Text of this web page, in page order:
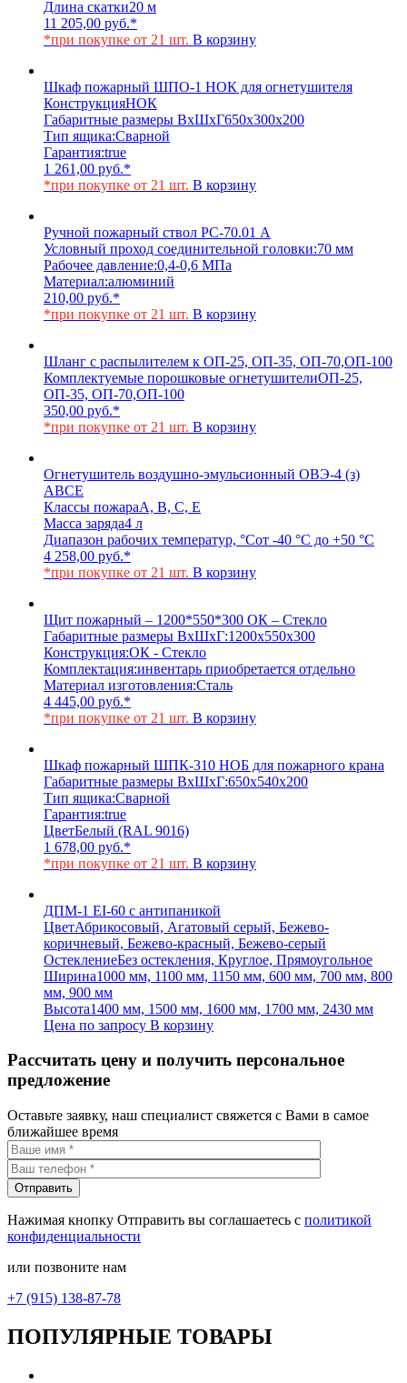
Длина скатки20 м
11 205,00 руб.*
*при покупке от 21 шт. В корзину
Шкаф пожарный ШПО-1 НОК для огнетушителя
КонструкцияНОК
Габаритные размеры ВхШхГ650х300х200
Тип ящика:Сварной
Гарантия:true
1 261,00 руб.*
*при покупке от 21 шт. В корзину
Ручной пожарный ствол РС-70.01 А
Условный проход соединительной головки:70 мм
Рабочее давление:0,4-0,6 МПа
Материал:алюминий
210,00 руб.*
*при покупке от 21 шт. В корзину
Шланг с распылителем к ОП-25, ОП-35, ОП-70,ОП-100
Комплектуемые порошковые огнетушителиОП-25,
ОП-35, ОП-70,ОП-100
350,00 руб.*
*при покупке от 21 шт. В корзину
Огнетушитель воздушно-эмульсионный ОВЭ-4 (з)
АВCЕ
Классы пожараA, B, C, E
Масса заряда4 л
Диапазон рабочих температур, °Сот -40 °С до +50 °С
4 258,00 руб.*
*при покупке от 21 шт. В корзину
Щит пожарный – 1200*550*300 ОК – Стекло
Габаритные размеры ВхШхГ:1200х550х300
Конструкция:ОК - Стекло
Комплектация:инвентарь приобретается отдельно
Материал изготовления:Сталь
4 445,00 руб.*
*при покупке от 21 шт. В корзину
Шкаф пожарный ШПК-310 НОБ для пожарного крана
Габаритные размеры ВхШхГ:650х540х200
Тип ящика:Сварной
Гарантия:true
ЦветБелый (RAL 9016)
1 678,00 руб.*
*при покупке от 21 шт. В корзину
ДПМ-1 EI-60 с антипаникой
ЦветАбрикосовый, Агатовый серый, Бежево-
коричневый, Бежево-красный, Бежево-серый
ОстеклениеБез остекления, Круглое, Прямоугольное
Ширина1000 мм, 1100 мм, 1150 мм, 600 мм, 700 мм, 800
мм, 900 мм
Высота1400 мм, 1500 мм, 1600 мм, 1700 мм, 2430 мм
Цена по запросу В корзину
Рассчитать цену и получить персональное
предложение
Оставьте заявку, наш специалист свяжется с Вами в самое
ближайшее время
Нажимая кнопку Отправить вы соглашаетесь с политикой
конфиденциальности
или позвоните нам
+7 (915) 138-87-78
ПОПУЛЯРНЫЕ ТОВАРЫ